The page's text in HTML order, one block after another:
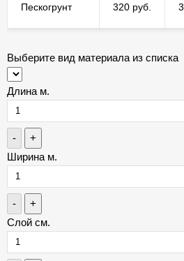
Пескогрунт 320 руб.
Выберите вид материала из списка
Длина м.
-
+
Ширина м.
-
+
Слой см.